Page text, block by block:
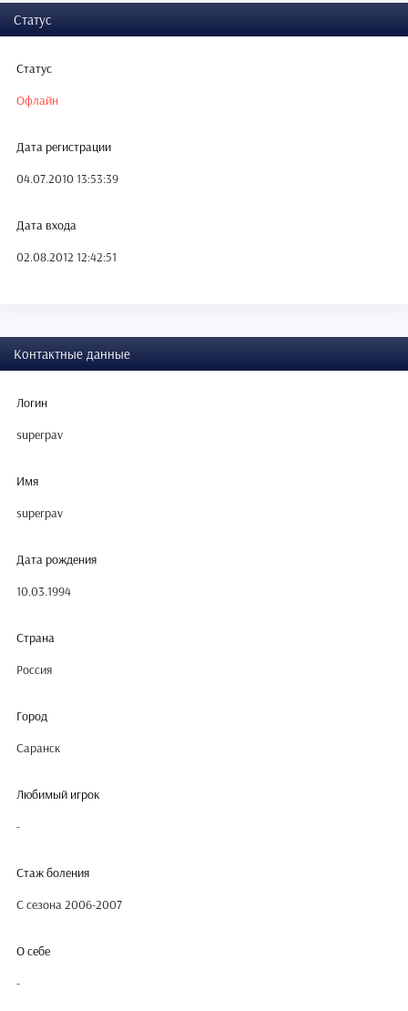
Статус
Статус
Офлайн
Дата регистрации
04.07.2010 13:53:39
Дата входа
02.08.2012 12:42:51
Контактные данные
Логин
superpav
Имя
superpav
Дата рождения
10.03.1994
Страна
Россия
Город
Саранск
Любимый игрок
-
Стаж боления
С сезона 2006-2007
О себе
-